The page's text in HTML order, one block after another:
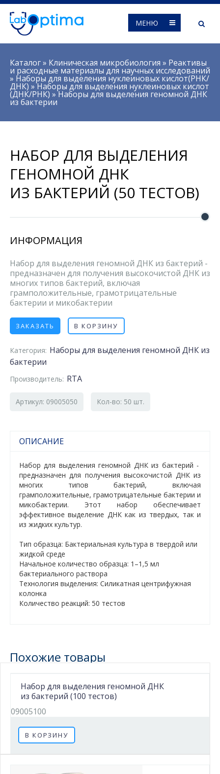
МЕНЮ
Вы здесь
Каталог» Клиническая микробиология » Реактивы
и расходные материалы для научных исследований
» Наборы для выделения нуклеиновых кислот(РНК/
ДНК) » Наборы для выделения нуклеиновых кислот
(ДНК/РНК) » Наборы для выделения геномной ДНК
из бактерии
НАБОР ДЛЯ ВЫДЕЛЕНИЯ
ГЕНОМНОЙ ДНК
ИЗ БАКТЕРИЙ (50 ТЕСТОВ)
ИНФОРМАЦИЯ
Набор для выделения геномной ДНК из бактерий -
предназначен для получения высокочистой ДНК из
многих типов бактерий, включая
грамположительные, грамотрицательные
бактерии и микобактерии
ЗАКАЗАТЬ В КОРЗИНУ
Категория: Наборы для выделения геномной ДНК из
бактерии
Производитель: RTA
Артикул: 09005050 Кол-во: 50 шт.
ОПИСАНИЕ
Набор для выделения геномной ДНК из бактерий -
предназначен для получения высокочистой ДНК из
многих типов бактерий, включая
грамположительные, грамотрицательные бактерии и
микобактерии. Этот набор обеспечивает
эффективное выделение ДНК как из твердых, так и
из жидких культур.
Тип образца: Бактериальная культура в твердой или
жидкой среде
Начальное количество образца: 1–1,5 мл
бактериального раствора
Технология выделения: Силикатная центрифужная
колонка
Количество реакций: 50 тестов
Похожие товары
Набор для выделения геномной ДНК
из бактерий (100 тестов)
09005100
В КОРЗИНУ